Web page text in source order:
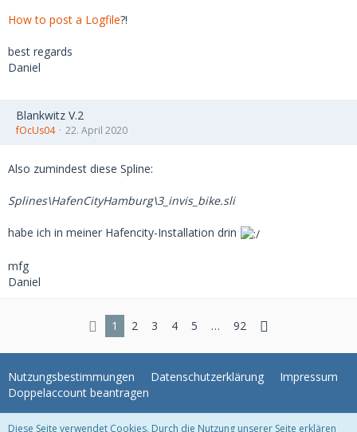
How to post a Logfile?!
best regards
Daniel
Blankwitz V.2
fOcUs04 22. April 2020
Also zumindest diese Spline:
Splines\HafenCityHamburg\3_invis_bike.sli
habe ich in meiner Hafencity-Installation drin
mfg
Daniel
1 2 3 4 5 … 92
Nutzungsbestimmungen Datenschutzerklärung
Impressum
Doppelaccount beantragen
Diese Seite verwendet Cookies. Durch die Nutzung unserer Seite erklären